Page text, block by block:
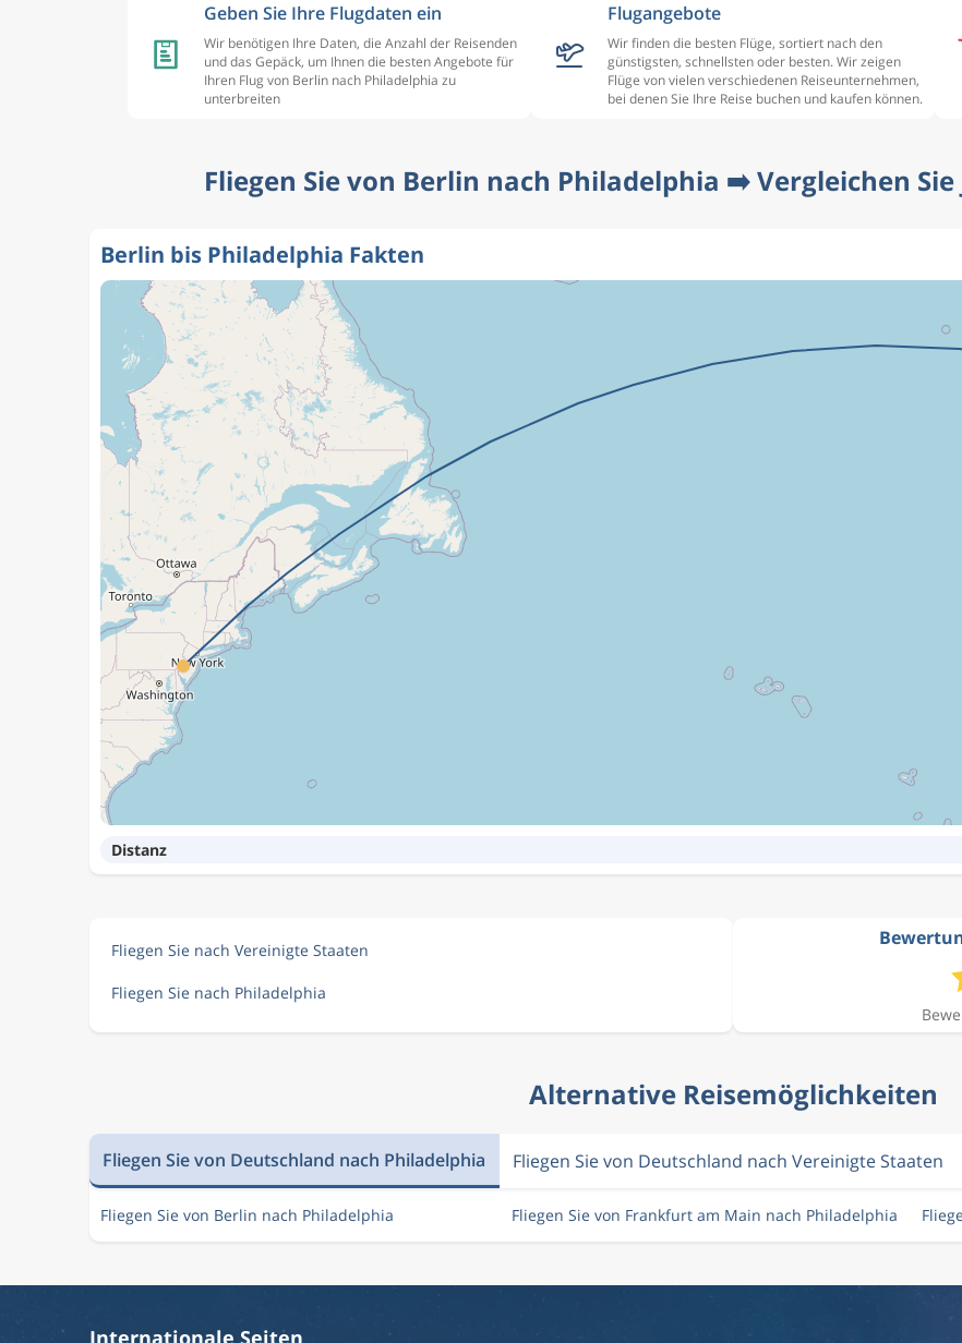
Geben Sie Ihre Flugdaten ein
Wir benötigen Ihre Daten, die Anzahl der Reisenden
und das Gepäck, um Ihnen die besten Angebote für
Ihren Flug von Berlin nach Philadelphia zu
unterbreiten
Flugangebote
Wir finden die besten Flüge, sortiert nach den
günstigsten, schnellsten oder besten. Wir zeigen
Flüge von vielen verschiedenen Reiseunternehmen,
bei denen Sie Ihre Reise buchen und kaufen können.
Fliegen Sie von Berlin nach Philadelphia ➡️ Vergleichen
Berlin bis Philadelphia Fakten
Distanz
Fliegen Sie nach Vereinigte Staaten
Fliegen Sie nach Philadelphia
Alternative Reisemöglichkeiten
Fliegen Sie von Deutschland nach Philadelphia Fliegen Sie von Deutschland nach Vereinigte Staaten
Fliegen Sie von Berlin nach Philadelphia Fliegen Sie von Frankfurt am Main nach Philadelphia
Internationale Seiten